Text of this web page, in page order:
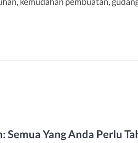
Yang Anda Perlu